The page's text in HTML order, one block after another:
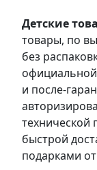
Детские
товары, по
без
и после-
технической
быстрой
подарками